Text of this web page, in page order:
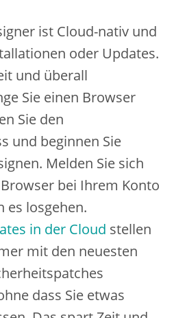
ist Cloud-nativ und
oder Updates.
und überall
Sie einen Browser
Sie den
und beginnen Sie
Melden Sie sich
bei Ihrem Konto
es losgehen.
in der Cloud stellen
mit den neuesten
dass Sie etwas